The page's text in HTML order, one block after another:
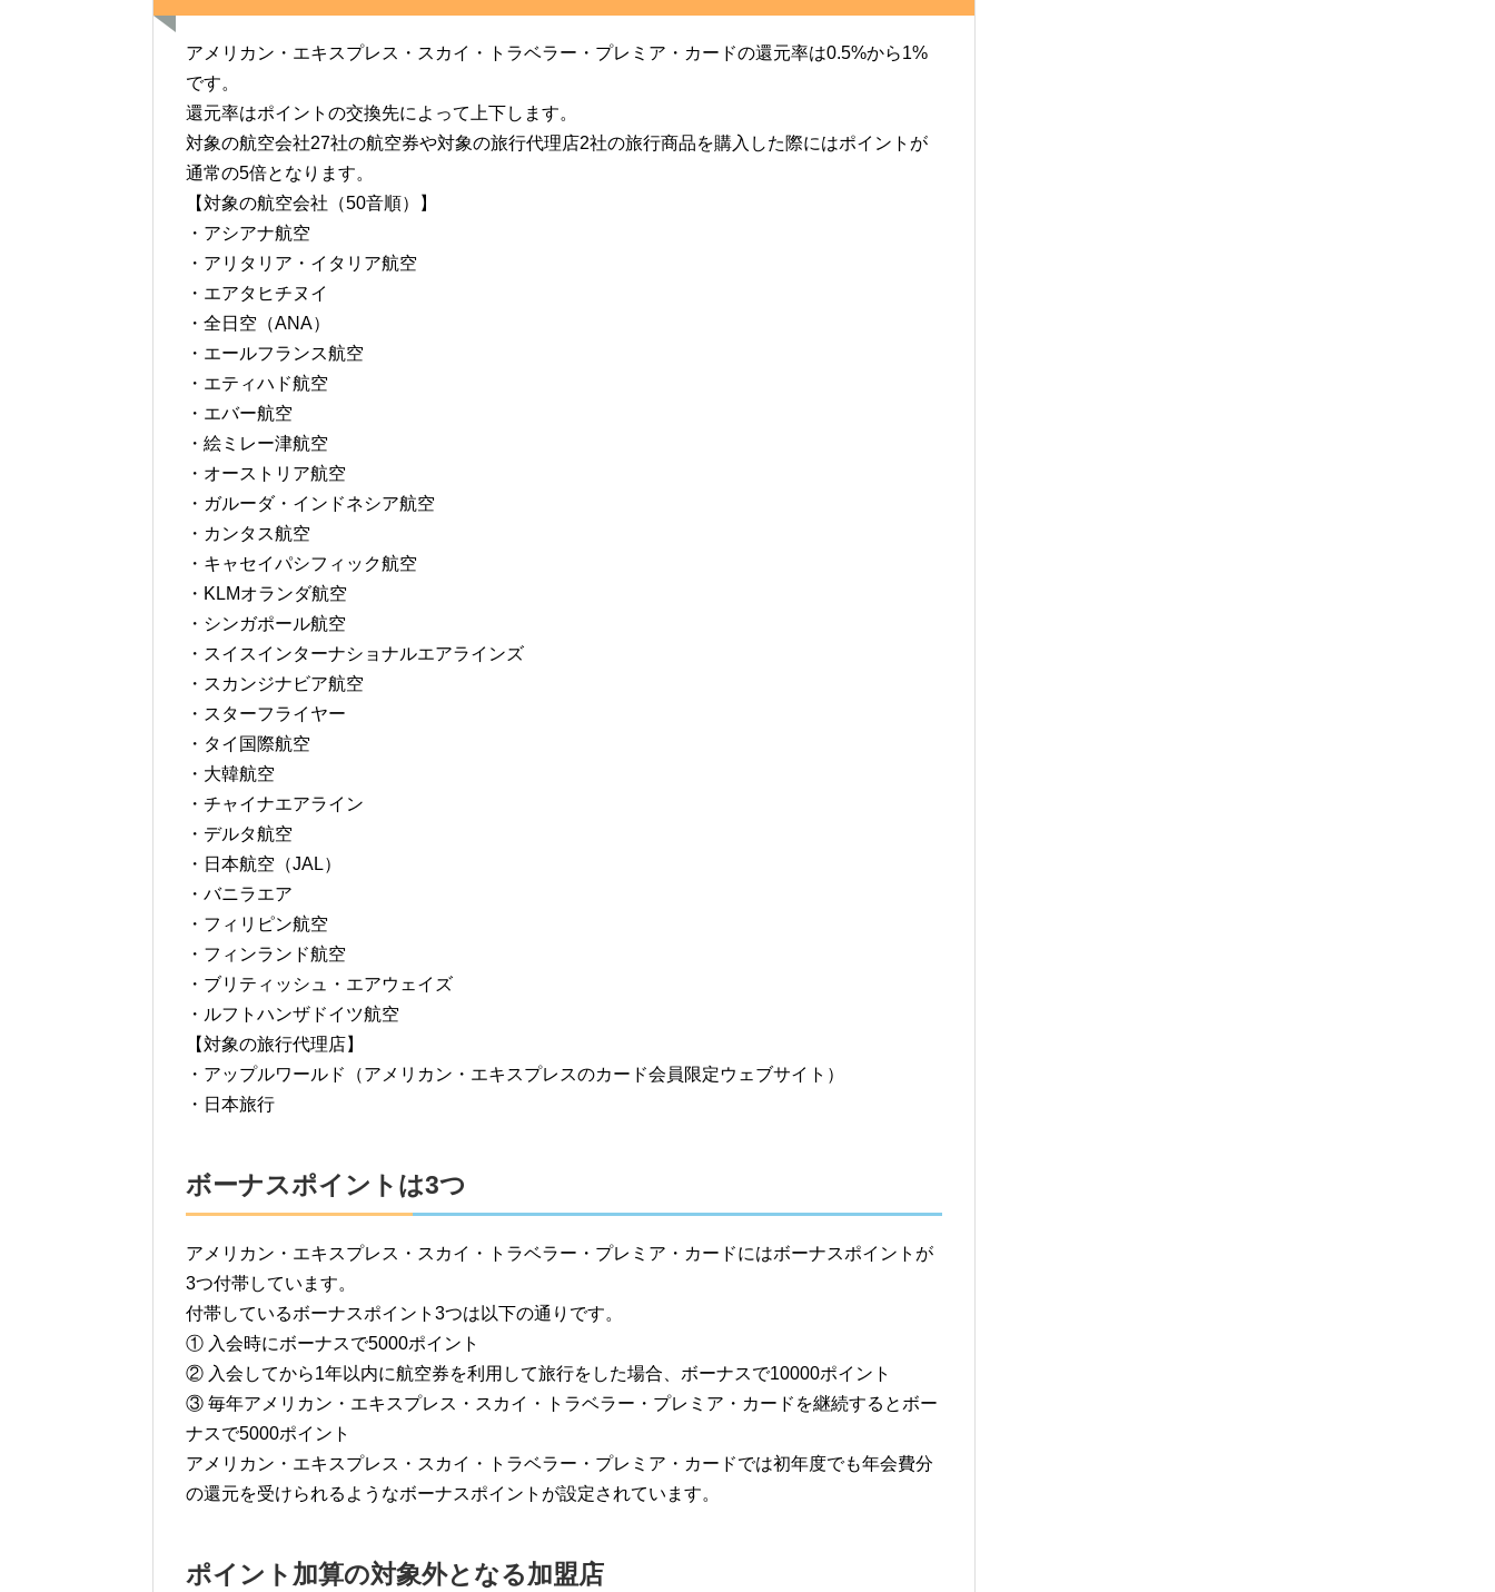
アメリカン・エキスプレス・スカイ・トラベラー・プレミア・カードの還元率は0.5%から1%
です。
還元率はポイントの交換先によって上下します。
対象の航空会社27社の航空券や対象の旅行代理店2社の旅行商品を購入した際にはポイントが
通常の5倍となります。
【対象の航空会社（50音順）】
・アシアナ航空
・アリタリア・イタリア航空
・エアタヒチヌイ
・全日空（ANA）
・エールフランス航空
・エティハド航空
・エバー航空
・絵ミレー津航空
・オーストリア航空
・ガルーダ・インドネシア航空
・カンタス航空
・キャセイパシフィック航空
・KLMオランダ航空
・シンガポール航空
・スイスインターナショナルエアラインズ
・スカンジナビア航空
・スターフライヤー
・タイ国際航空
・大韓航空
・チャイナエアライン
・デルタ航空
・日本航空（JAL）
・バニラエア
・フィリピン航空
・フィンランド航空
・ブリティッシュ・エアウェイズ
・ルフトハンザドイツ航空
【対象の旅行代理店】
・アップルワールド（アメリカン・エキスプレスのカード会員限定ウェブサイト）
・日本旅行
ボーナスポイントは3つ
アメリカン・エキスプレス・スカイ・トラベラー・プレミア・カードにはボーナスポイントが
3つ付帯しています。
付帯しているボーナスポイント3つは以下の通りです。
① 入会時にボーナスで5000ポイント
② 入会してから1年以内に航空券を利用して旅行をした場合、ボーナスで10000ポイント
③ 毎年アメリカン・エキスプレス・スカイ・トラベラー・プレミア・カードを継続するとボー
ナスで5000ポイント
アメリカン・エキスプレス・スカイ・トラベラー・プレミア・カードでは初年度でも年会費分
の還元を受けられるようなボーナスポイントが設定されています。
ポイント加算の対象外となる加盟店